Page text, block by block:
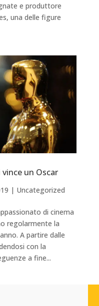
e produttore
una delle figure
un Oscar
| Uncategorized
di cinema
regolarmente la
A partire dalle
con la
a fine...